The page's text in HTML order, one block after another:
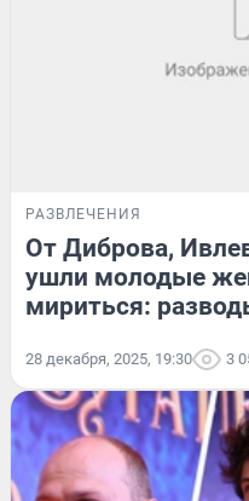
РАЗВЛЕЧЕНИЯ
От Диброва,
ушли молодые
мириться:
28 декабря, 2025, 19:30 3